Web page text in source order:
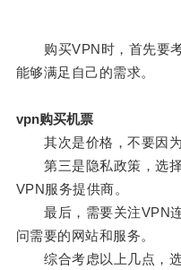
购买VPN时，首先要考
能够满足自己的需求。
vpn购买机票
其次是价格，不要因为
第三是隐私政策，选择
VPN服务提供商。
最后，需要关注VPN连
问需要的网站和服务。
综合考虑以上几点，选